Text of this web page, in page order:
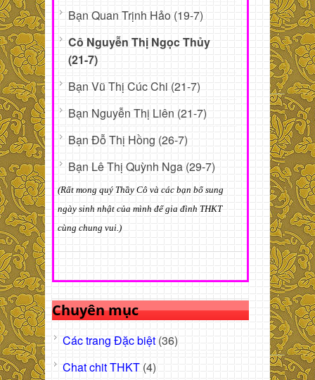
Bạn Quan Trịnh Hảo (19-7)
Cô Nguyễn Thị Ngọc Thủy
(21-7)
Bạn Vũ Thị Cúc Chi (21-7)
Bạn Nguyễn Thị Liên (21-7)
Bạn Đỗ Thị Hồng (26-7)
Bạn Lê Thị Quỳnh Nga (29-7)
(Rất mong quý Thầy Cô và các bạn bổ sung
ngày sinh nhật của mình để gia đình THKT
cùng chung vui.)
Chuyên mục
Các trang Đặc biệt (36)
Chat chit THKT (4)